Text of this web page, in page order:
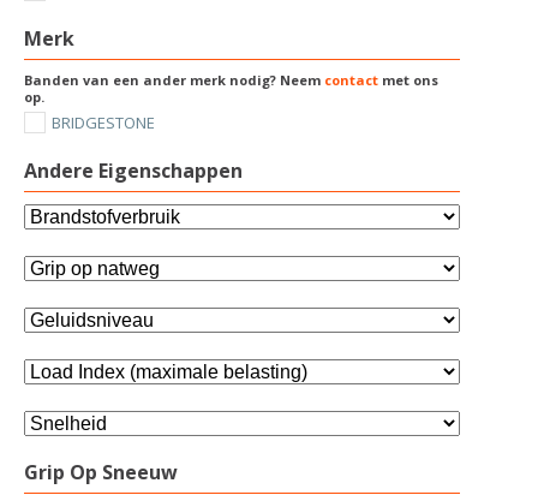
Merk
Banden van een ander merk nodig? Neem contact met ons
op.
BRIDGESTONE
Andere Eigenschappen
Grip Op Sneeuw